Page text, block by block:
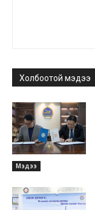
Холбоотой мэдээ
Мэдээ